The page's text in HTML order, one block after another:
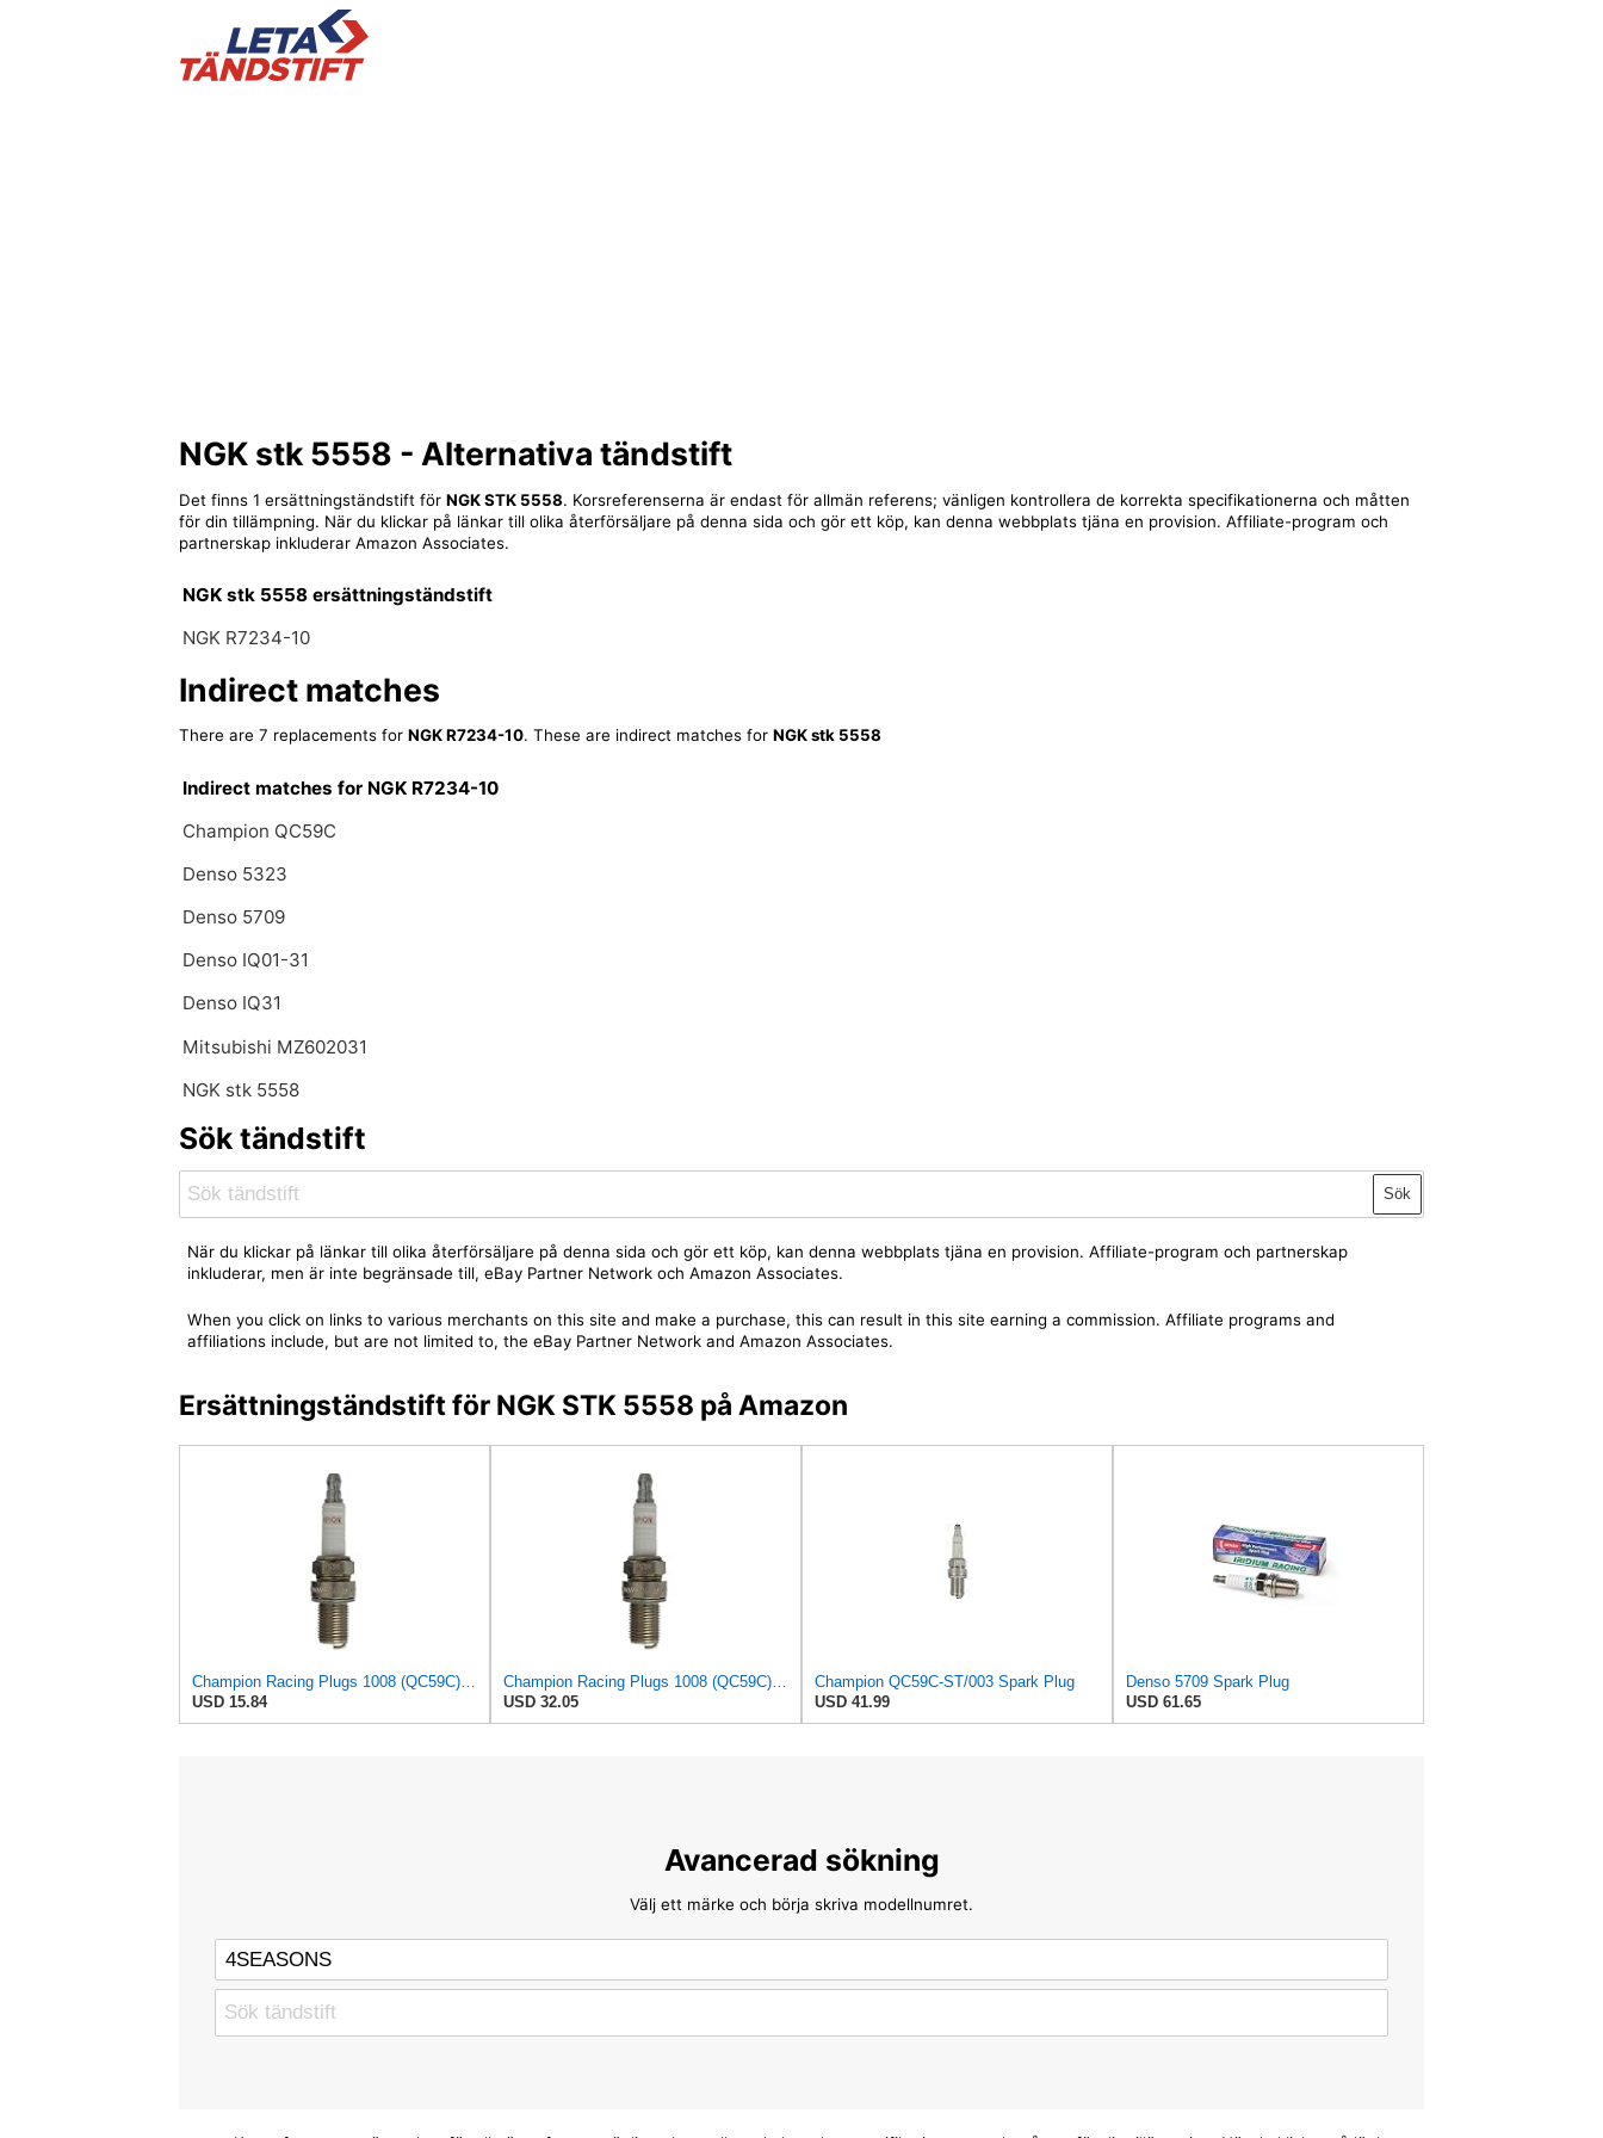
NGK stk 5558 - Alternativa tändstift
Det finns 1 ersättningständstift för NGK STK 5558. Korsreferenserna är endast för allmän referens; vänligen kontrollera de korrekta specifikationerna och måtten
för din tillämpning. När du klickar på länkar till olika återförsäljare på denna sida och gör ett köp, kan denna webbplats tjäna en provision. Affiliate-program och
partnerskap inkluderar Amazon Associates.
NGK stk 5558 ersättningständstift
NGK R7234-10
Indirect matches
There are 7 replacements for NGK R7234-10. These are indirect matches for NGK stk 5558
Indirect matches for NGK R7234-10
Champion QC59C
Denso 5323
Denso 5709
Denso IQ01-31
Denso IQ31
Mitsubishi MZ602031
NGK stk 5558
Sök tändstift
Sök
När du klickar på länkar till olika återförsäljare på denna sida och gör ett köp, kan denna webbplats tjäna en provision. Affiliate-program och partnerskap
inkluderar, men är inte begränsade till, eBay Partner Network och Amazon Associates.
When you click on links to various merchants on this site and make a purchase, this can result in this site earning a commission. Affiliate programs and
affiliations include, but are not limited to, the eBay Partner Network and Amazon Associates.
Ersättningständstift för NGK STK 5558 på Amazon
Champion Racing Plugs 1008 (QC59C) Pack of 1 (UPC 037551009794)
USD 15.84
Champion Racing Plugs 1008 (QC59C) Pack of 4 (UPC 037551152582)
USD 32.05
Champion QC59C-ST/003 Spark Plug
USD 41.99
Denso 5709 Spark Plug
USD 61.65
Avancerad sökning
Välj ett märke och börja skriva modellnumret.